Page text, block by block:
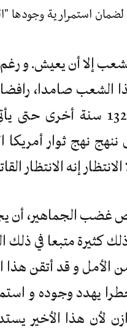
استمرارية وجودها
إلا أن يعيش. و
الشعب صامدا،
طال انتظاره. فهل ننتظر
ننهج نهج ثوار
إنه الانتظار
غضب الجماهير، أن
كثيرة متبعا في ذلك
و قد أتقن هذا
يهدد وجوده و
لأن هذا الأخير